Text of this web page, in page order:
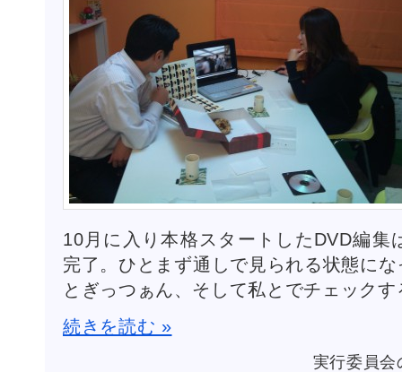
10月に入り本格スタートしたDVD編集
完了。ひとまず通しで見られる状態に
とぎっつぁん、そして私とでチェック
続きを読む »
実行委員会